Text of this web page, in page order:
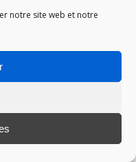
notre site web et notre
cet article ?